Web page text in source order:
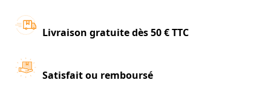
Livraison gratuite dès 50 € TTC
Satisfait ou remboursé